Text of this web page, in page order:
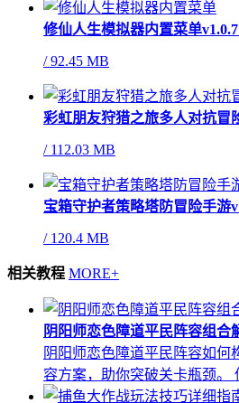
修仙人生模拟器内置菜单
/92.45 MB
彩虹朋友狩猎之旅多人对抗冒
/112.03 MB
宝箱守护者策略塔防冒险手游
/120.4 MB
相关教程 MORE+
阴阳师恋色障道平民阵容组合
阴阳师恋色障道平民阵容如
容方案，助你突破关卡瓶颈。